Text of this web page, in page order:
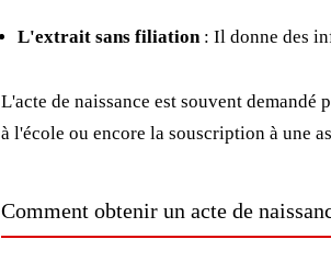
L'extrait sans filiation: Il donne des
L'acte de naissance est souvent
à l'école ou encore la souscription à une
Comment obtenir un acte de